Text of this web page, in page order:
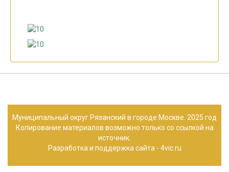
Муниципальный округ Рязанский в городе Москве. 2025 год
Копирование материалов возможно только со ссылкой на
источник.
Разработка и поддержка сайта - 4vic.ru